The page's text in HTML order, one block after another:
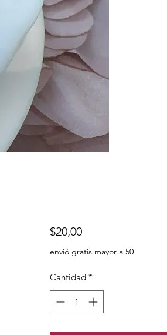
$20,00Precio
envió gratis mayor a 50
Cantidad *